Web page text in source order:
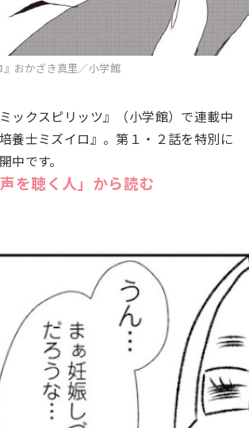
』おかざき真里／小学館
ックスピリッツ』（小学館）で連載中
養士ミズイロ』。第１・２話を特別に
中です。
を聴く人」から読む